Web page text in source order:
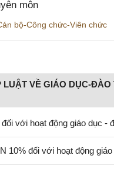
môn
bộ-Công chức-Viên chức
LUẬT VỀ GIÁO DỤC-ĐÀO
với hoạt động giáo dục -
10% đối với hoạt động